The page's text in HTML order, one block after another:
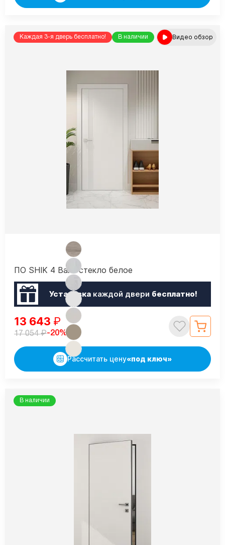
Каждая 3-я дверь бесплатно! В наличии Видео обзор
ПО SHIK 4 Вайт стекло белое
Установкакаждой двери бесплатно!
13 643 ₽
17 054₽-20%
Рассчитать цену«под ключ»
В наличии